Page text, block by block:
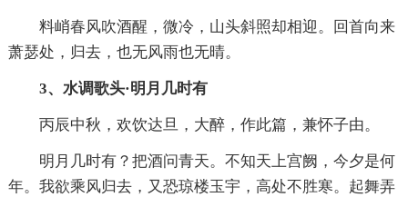
料峭春风吹酒醒，微冷，山头斜照却相迎。回首向来
萧瑟处，归去，也无风雨也无晴。
3、水调歌头·明月几时有
丙辰中秋，欢饮达旦，大醉，作此篇，兼怀子由。
明月几时有？把酒问青天。不知天上宫阙，今夕是何
年。我欲乘风归去，又恐琼楼玉宇，高处不胜寒。起舞弄